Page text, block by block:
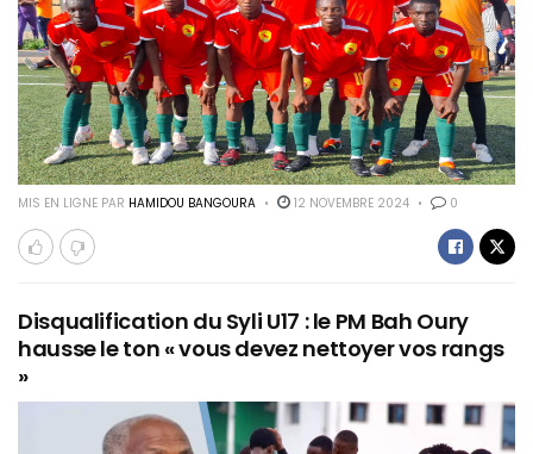
MIS EN LIGNE PAR HAMIDOU BANGOURA 12 NOVEMBRE 2024 0
Disqualification du Syli U17 : le PM Bah Oury
hausse le ton « vous devez nettoyer vos rangs
»